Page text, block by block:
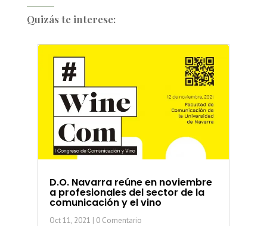
Quizás te interese:
D.O. Navarra reúne en noviembre
a profesionales del sector de la
comunicación y el vino
Oct 11, 2021 | 0 Comentario